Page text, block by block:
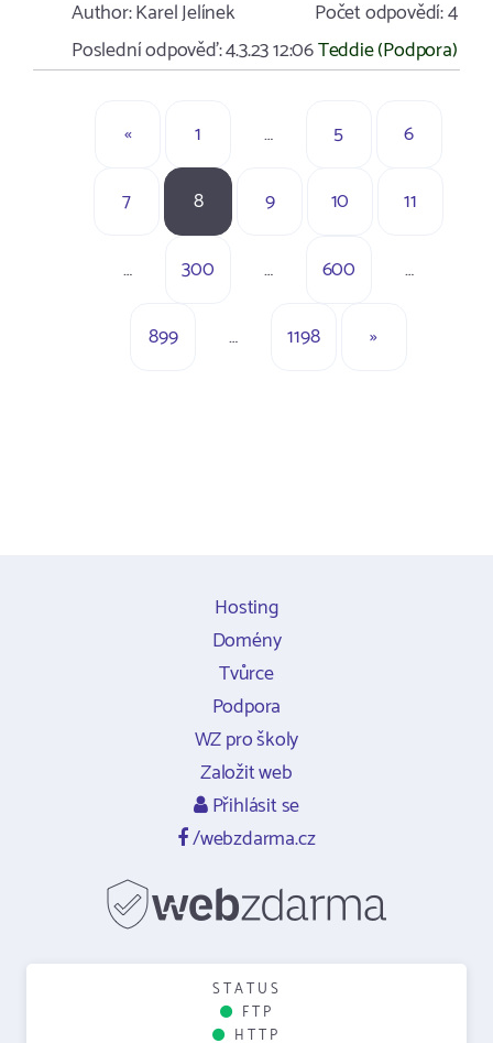
Author:Karel Jelínek Počet odpovědí:4
Poslední odpověď:4.3.23 12:06Teddie (Podpora)
« 1 … 5 6
7 8 9 10 11
… 300 … 600 …
899 … 1198 »
Hosting
Domény
Tvůrce
Podpora
WZ pro školy
Založit web
Přihlásit se
/webzdarma.cz
STATUS
FTP
HTTP